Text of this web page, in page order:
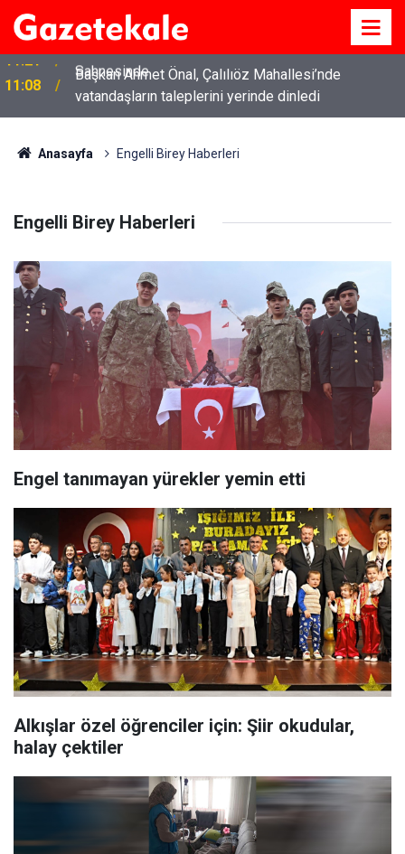
11:08
Başkan Ahmet Önal, Çalılıöz Mahallesi’nde
vatandaşların taleplerini yerinde dinledi
Anasayfa Engelli Birey Haberleri
Engelli Birey Haberleri
Engel tanımayan yürekler yemin etti
Alkışlar özel öğrenciler için: Şiir okudular,
halay çektiler